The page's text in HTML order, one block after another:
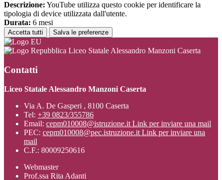
Descrizione: YouTube utilizza questo cookie per identificare la
tipologia di device utilizzata dall'utente.
Durata: 6 mesi
Accetta tutti Salva le preferenze
Liceo Statale Alessandro Manzoni Caserta
Contatti
Liceo Statale Alessandro Manzoni Caserta
Via A. De Gasperi , 8100 Caserta
Tel: +39 0823/355786
Email: cepm010008@istruzione.it Link per inviare una mail
PEC: cepm010008@pec.istruzione.it Link per inviare una
mail
C.F.: 80009250616
Webmaster
Prof.ssa Rita Adanti